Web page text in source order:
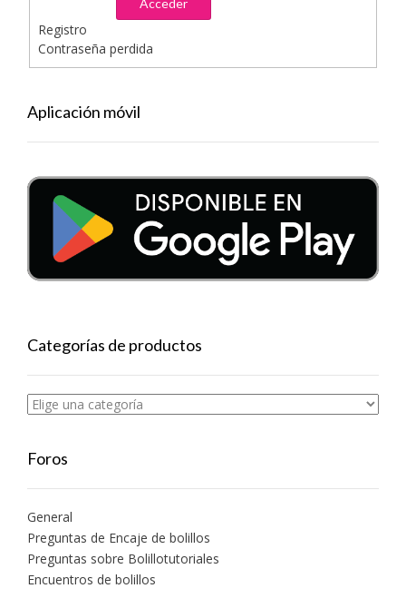
Registro
Contraseña perdida
Aplicación móvil
Categorías de productos
Foros
General
Preguntas de Encaje de bolillos
Preguntas sobre Bolillotutoriales
Encuentros de bolillos